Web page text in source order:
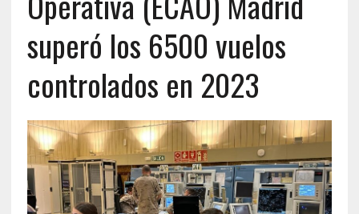
superó los 6500 vuelos
controlados en 2023